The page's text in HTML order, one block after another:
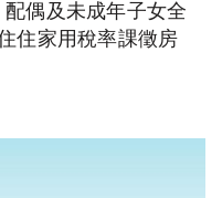
偶及未成年子女全
住家用稅率課徵房